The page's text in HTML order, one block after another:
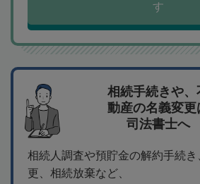
す
相続手続きや、
動産の名義変更
司法書士へ
相続人調査や預貯金の解約手続
更、相続放棄など、